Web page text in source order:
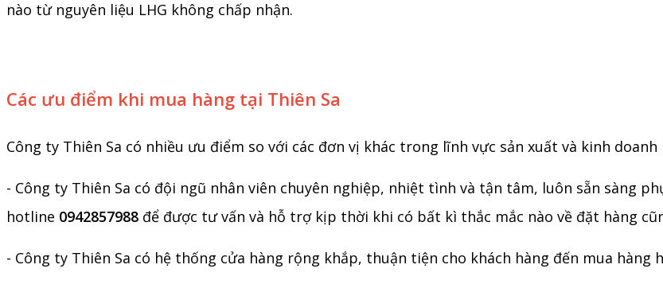
nào từ nguyên liệu LHG không chấp nhận.
Các ưu điểm khi mua hàng tại Thiên Sa
Công ty Thiên Sa có nhiều ưu điểm so với các đơn vị khác trong lĩnh vực sản xuất và kinh doanh
- Công ty Thiên Sa có đội ngũ nhân viên chuyên nghiệp, nhiệt tình và tận tâm, luôn sẵn sàng
hotline 0942857988 để được tư vấn và hỗ trợ kịp thời khi có bất kì thắc mắc nào về đặt hàng
- Công ty Thiên Sa có hệ thống cửa hàng rộng khắp, thuận tiện cho khách hàng đến mua